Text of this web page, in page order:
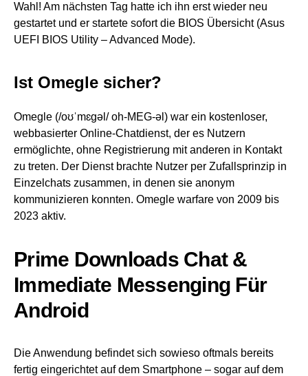
Wahl! Am nächsten Tag hatte ich ihn erst wieder neu
gestartet und er startete sofort die BIOS Übersicht (Asus
UEFI BIOS Utility – Advanced Mode).
Ist Omegle sicher?
Omegle (/oʊˈmɛɡəl/ oh-MEG-əl) war ein kostenloser,
webbasierter Online-Chatdienst, der es Nutzern
ermöglichte, ohne Registrierung mit anderen in Kontakt
zu treten. Der Dienst brachte Nutzer per Zufallsprinzip in
Einzelchats zusammen, in denen sie anonym
kommunizieren konnten. Omegle warfare von 2009 bis
2023 aktiv.
Prime Downloads Chat &
Immediate Messenging Für
Android
Die Anwendung befindet sich sowieso oftmals bereits
fertig eingerichtet auf dem Smartphone – sogar auf dem